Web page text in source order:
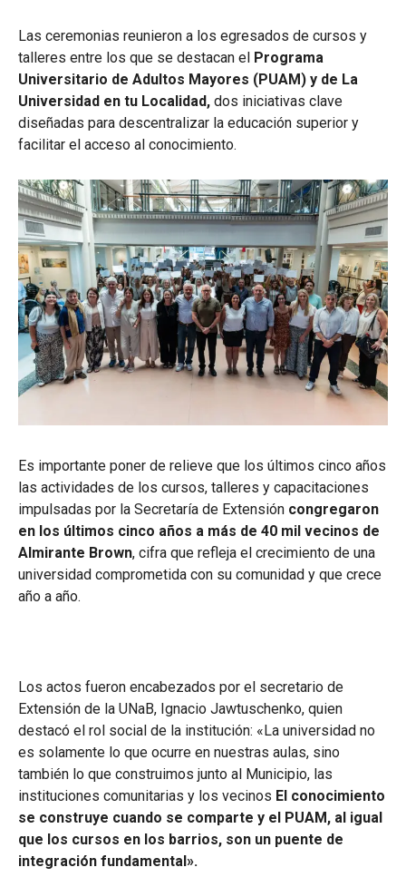
Las ceremonias reunieron a los egresados de cursos y
talleres entre los que se destacan el Programa
Universitario de Adultos Mayores (PUAM) y de La
Universidad en tu Localidad, dos iniciativas clave
diseñadas para descentralizar la educación superior y
facilitar el acceso al conocimiento.
Es importante poner de relieve que los últimos cinco años
las actividades de los cursos, talleres y capacitaciones
impulsadas por la Secretaría de Extensión congregaron
en los últimos cinco años a más de 40 mil vecinos de
Almirante Brown, cifra que refleja el crecimiento de una
universidad comprometida con su comunidad y que crece
año a año.
Los actos fueron encabezados por el secretario de
Extensión de la UNaB, Ignacio Jawtuschenko, quien
destacó el rol social de la institución: «La universidad no
es solamente lo que ocurre en nuestras aulas, sino
también lo que construimos junto al Municipio, las
instituciones comunitarias y los vecinos El conocimiento
se construye cuando se comparte y el PUAM, al igual
que los cursos en los barrios, son un puente de
integración fundamental».